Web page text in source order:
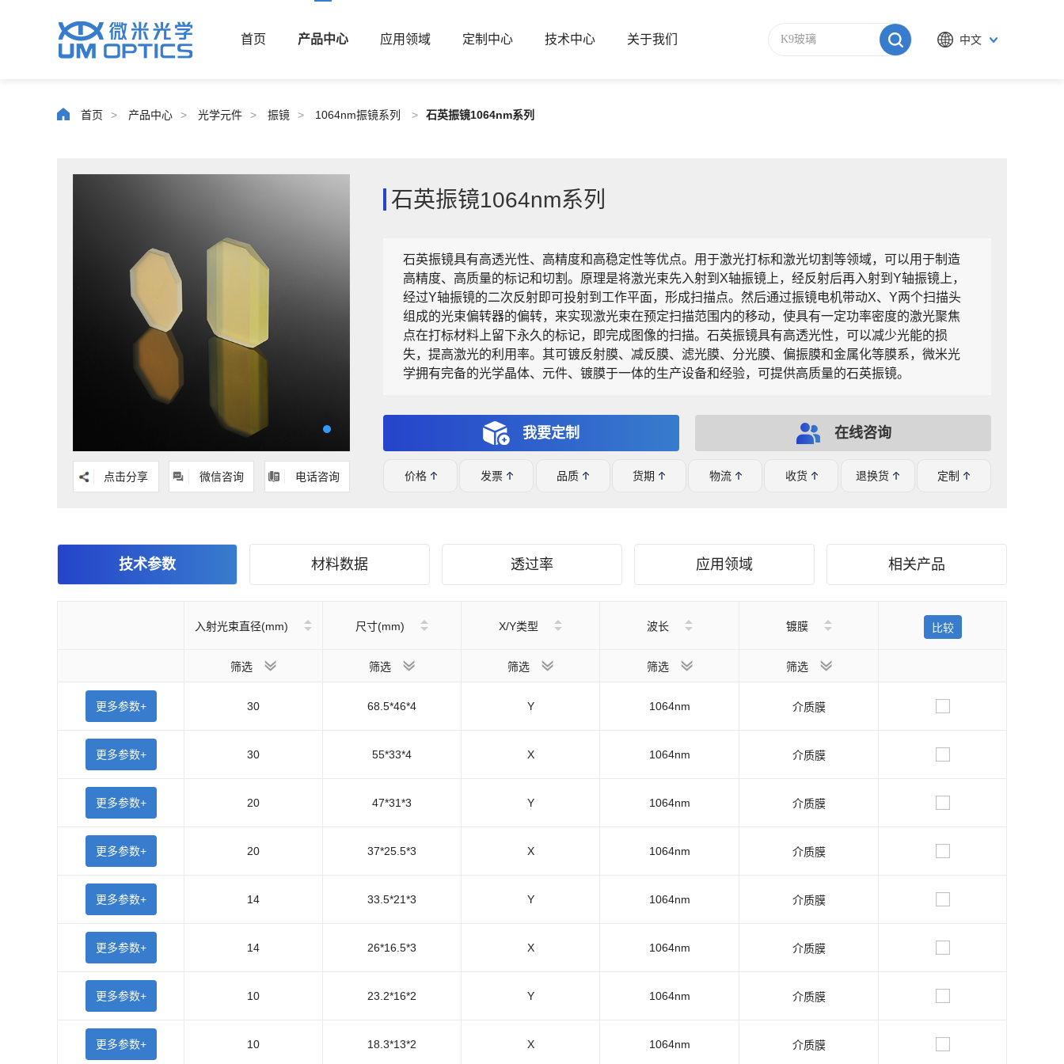
首页 产品中心 应用领域 定制中心 技术中心 关于我们 中文
首页 > 产品中心 > 光学元件 > 振镜 > 1064nm振镜系列 > 石英振镜1064nm系列
点击分享 微信咨询 电话咨询
石英振镜1064nm系列
石英振镜具有高透光性、高精度和高稳定性等优点。用于激光打标和激光切割等领域，可以用于制造
高精度、高质量的标记和切割。原理是将激光束先入射到X轴振镜上，经反射后再入射到Y轴振镜上，
经过Y轴振镜的二次反射即可投射到工作平面，形成扫描点。然后通过振镜电机带动X、Y两个扫描头
组成的光束偏转器的偏转，来实现激光束在预定扫描范围内的移动，使具有一定功率密度的激光聚焦
点在打标材料上留下永久的标记，即完成图像的扫描。石英振镜具有高透光性，可以减少光能的损
失，提高激光的利用率。其可镀反射膜、减反膜、滤光膜、分光膜、偏振膜和金属化等膜系，微米光
学拥有完备的光学晶体、元件、镀膜于一体的生产设备和经验，可提供高质量的石英振镜。
我要定制 在线咨询
价格 发票 品质 货期 物流 收货 退换货 定制
技术参数 材料数据 透过率 应用领域 相关产品
入射光束直径(mm) 尺寸(mm) X/Y类型 波长 镀膜 比较
筛选 筛选 筛选 筛选 筛选
更多参数+ 30 68.5*46*4 Y 1064nm 介质膜
更多参数+ 30 55*33*4 X 1064nm 介质膜
更多参数+ 20 47*31*3 Y 1064nm 介质膜
更多参数+ 20 37*25.5*3 X 1064nm 介质膜
更多参数+ 14 33.5*21*3 Y 1064nm 介质膜
更多参数+ 14 26*16.5*3 X 1064nm 介质膜
更多参数+ 10 23.2*16*2 Y 1064nm 介质膜
更多参数+ 10 18.3*13*2 X 1064nm 介质膜